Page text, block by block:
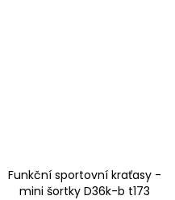
Funkční sportovní kraťasy -
mini šortky D36k-b t173